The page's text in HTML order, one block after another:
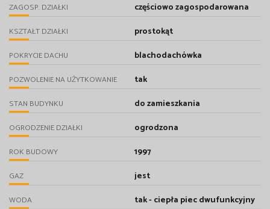
ZAGOSP. DZIAŁKI częściowo zagospodarowana
KSZTAŁT DZIAŁKI prostokąt
POKRYCIE DACHU blachodachówka
POZWOLENIE NA UŻYTKOWANIE tak
STAN BUDYNKU do zamieszkania
OGRODZENIE DZIAŁKI ogrodzona
ROK BUDOWY 1997
GAZ jest
WODA tak - ciepła piec dwufunkcyjny